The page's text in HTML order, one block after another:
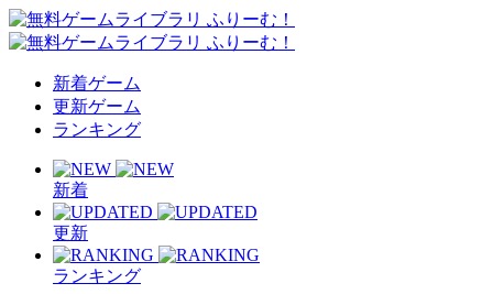
新着ゲーム
更新ゲーム
ランキング
新着
更新
ランキング